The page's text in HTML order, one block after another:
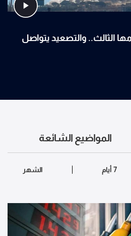
الثالث.. والتصعيد يتواصل
المواضيع الشائعة